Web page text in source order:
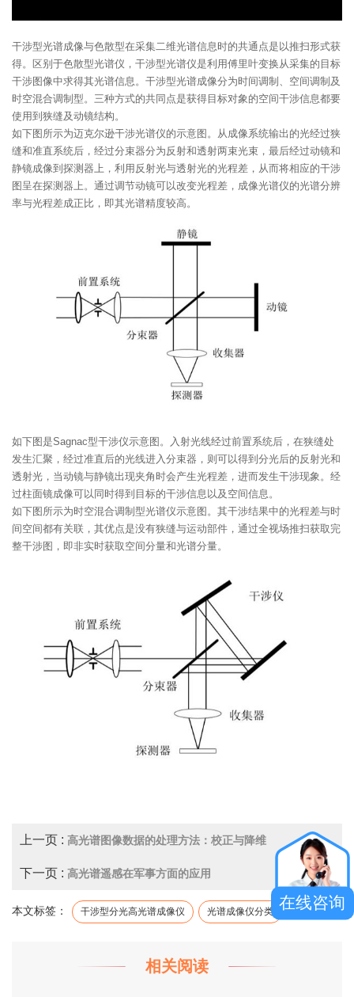
干涉型光谱成像与色散型在采集二维光谱信息时的共通点是以推扫形式获
得。区别于色散型光谱仪，干涉型光谱仪是利用傅里叶变换从采集的目标
干涉图像中求得其光谱信息。干涉型光谱成像分为时间调制、空间调制及
时空混合调制型。三种方式的共同点是获得目标对象的空间干涉信息都要
使用到狭缝及动镜结构。
如下图所示为迈克尔逊干涉光谱仪的示意图。从成像系统输出的光经过狭
缝和准直系统后，经过分束器分为反射和透射两束光束，最后经过动镜和
静镜成像到探测器上，利用反射光与透射光的光程差，从而将相应的干涉
图呈在探测器上。通过调节动镜可以改变光程差，成像光谱仪的光谱分辨
率与光程差成正比，即其光谱精度较高。
如下图是Sagnac型干涉仪示意图。入射光线经过前置系统后，在狭缝处
发生汇聚，经过准直后的光线进入分束器，则可以得到分光后的反射光和
透射光，当动镜与静镜出现夹角时会产生光程差，进而发生干涉现象。经
过柱面镜成像可以同时得到目标的干涉信息以及空间信息。
如下图所示为时空混合调制型光谱仪示意图。其干涉结果中的光程差与时
间空间都有关联，其优点是没有狭缝与运动部件，通过全视场推扫获取完
整干涉图，即非实时获取空间分量和光谱分量。
上一页 : 高光谱图像数据的处理方法：校正与降维
下一页 : 高光谱遥感在军事方面的应用
本文标签： 干涉型分光高光谱成像仪 光谱成像仪分类
相关阅读
在线咨询